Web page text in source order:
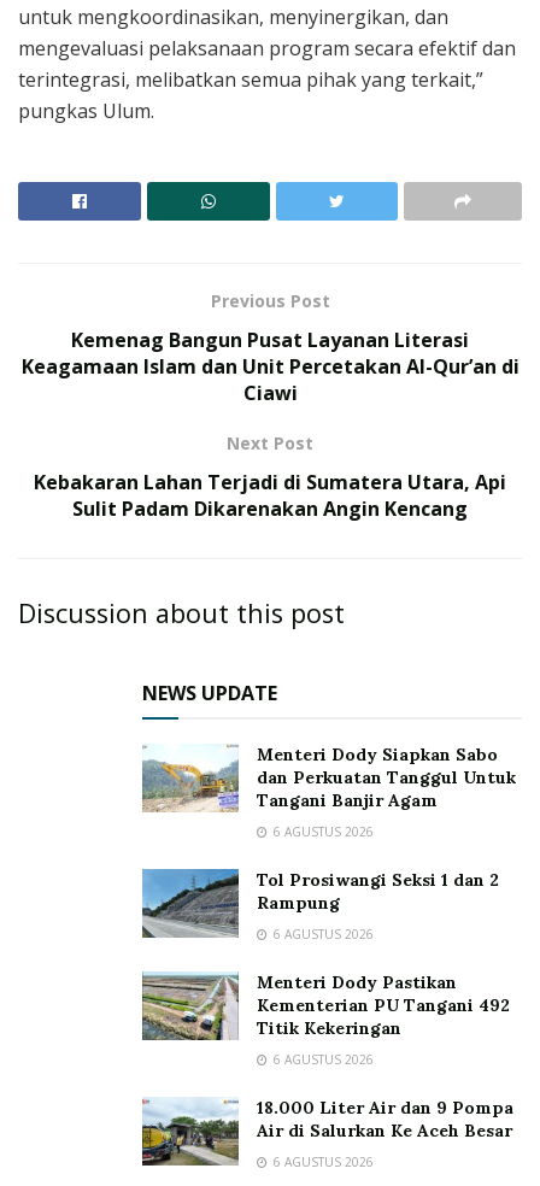
untuk mengkoordinasikan, menyinergikan, dan
mengevaluasi pelaksanaan program secara efektif dan
terintegrasi, melibatkan semua pihak yang terkait,”
pungkas Ulum.
Previous Post
Kemenag Bangun Pusat Layanan Literasi
Keagamaan Islam dan Unit Percetakan Al-Qur’an di
Ciawi
Next Post
Kebakaran Lahan Terjadi di Sumatera Utara, Api
Sulit Padam Dikarenakan Angin Kencang
Discussion about this post
NEWS UPDATE
Menteri Dody Siapkan Sabo
dan Perkuatan Tanggul Untuk
Tangani Banjir Agam
6 AGUSTUS 2026
Tol Prosiwangi Seksi 1 dan 2
Rampung
6 AGUSTUS 2026
Menteri Dody Pastikan
Kementerian PU Tangani 492
Titik Kekeringan
6 AGUSTUS 2026
18.000 Liter Air dan 9 Pompa
Air di Salurkan Ke Aceh Besar
6 AGUSTUS 2026